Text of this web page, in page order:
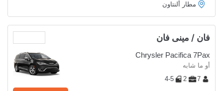
مطار ألنتاون
فان / مينى فان
Chrysler Pacifica 7Pax
أو ما شابه
7
2
4-5